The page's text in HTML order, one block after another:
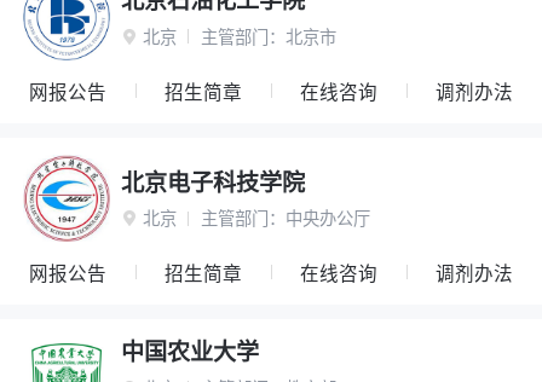
 北京 主管部门： 北京市
网报公告 招生简章 在线咨询 调剂办法
北京电子科技学院
 北京 主管部门： 中央办公厅
网报公告 招生简章 在线咨询 调剂办法
中国农业大学